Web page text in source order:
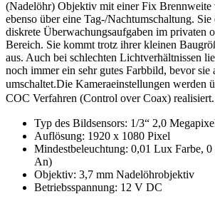
(Nadelöhr) Objektiv mit einer Fix Brennweite
ebenso über eine Tag-/Nachtumschaltung.
diskrete Überwachungsaufgaben im privaten
Bereich. Sie kommt trotz ihrer kleinen
aus. Auch bei schlechten Lichtverhältnissen
noch immer ein sehr gutes Farbbild, bevor
umschaltet.Die Kameraeinstellungen werden
COC Verfahren (Control over Coax) realisiert.
Typ des Bildsensors: 1/3“ 2,0
Auflösung: 1920 x 1080 Pixel
Mindestbeleuchtung: 0,01 Lux Farbe,
An)
Objektiv: 3,7 mm Nadelöhrobjektiv
Betriebsspannung: 12 V DC